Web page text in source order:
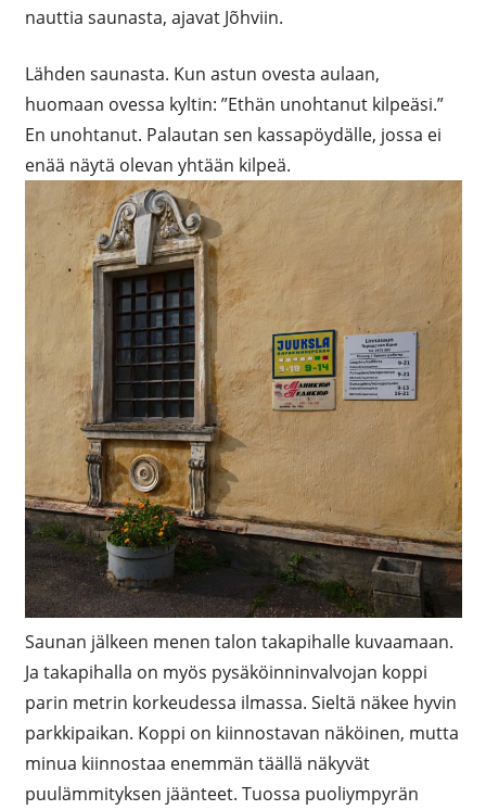
nauttia saunasta, ajavat Jõhviin.
Lähden saunasta. Kun astun ovesta aulaan,
huomaan ovessa kyltin: ”Ethän unohtanut kilpeäsi.”
En unohtanut. Palautan sen kassapöydälle, jossa ei
enää näytä olevan yhtään kilpeä.
Saunan jälkeen menen talon takapihalle kuvaamaan.
Ja takapihalla on myös pysäköinninvalvojan koppi
parin metrin korkeudessa ilmassa. Sieltä näkee hyvin
parkkipaikan. Koppi on kiinnostavan näköinen, mutta
minua kiinnostaa enemmän täällä näkyvät
puulämmityksen jäänteet. Tuossa puoliympyrän